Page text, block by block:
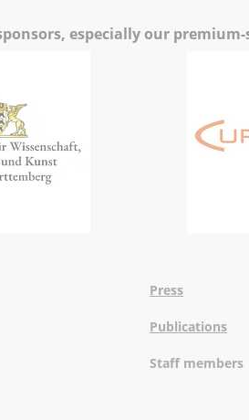
especially our premium-
Press
Publications
Staff members